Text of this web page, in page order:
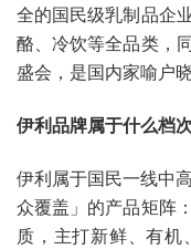
全的国民级乳制品企
酪、冷饮等全品类，
盛会，是国内家喻户
伊利品牌属于什么档
伊利属于国民一线中
众覆盖」的产品矩阵
质，主打新鲜、有